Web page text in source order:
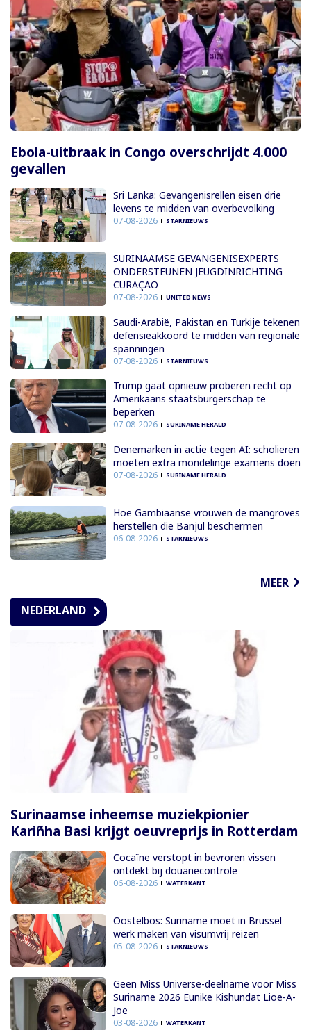
Ebola-uitbraak in Congo overschrijdt 4.000
gevallen
Sri Lanka: Gevangenisrellen eisen drie
levens te midden van overbevolking
07-08-2026 STARNIEUWS
SURINAAMSE GEVANGENISEXPERTS
ONDERSTEUNEN JEUGDINRICHTING
CURAÇAO
07-08-2026 UNITED NEWS
Saudi-Arabië, Pakistan en Turkije tekenen
defensieakkoord te midden van regionale
spanningen
07-08-2026 STARNIEUWS
Trump gaat opnieuw proberen recht op
Amerikaans staatsburgerschap te
beperken
07-08-2026 SURINAME HERALD
Denemarken in actie tegen AI: scholieren
moeten extra mondelinge examens doen
07-08-2026 SURINAME HERALD
Hoe Gambiaanse vrouwen de mangroves
herstellen die Banjul beschermen
06-08-2026 STARNIEUWS
MEER
NEDERLAND
Surinaamse inheemse muziekpionier
Kariñha Basi krijgt oeuvreprijs in Rotterdam
Cocaïne verstopt in bevroren vissen
ontdekt bij douanecontrole
06-08-2026 WATERKANT
Oostelbos: Suriname moet in Brussel
werk maken van visumvrij reizen
05-08-2026 STARNIEUWS
Geen Miss Universe-deelname voor Miss
Suriname 2026 Eunike Kishundat Lioe-A-
Joe
03-08-2026 WATERKANT